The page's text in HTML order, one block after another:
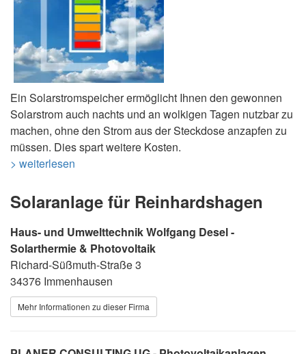
Ein Solarstromspeicher ermöglicht Ihnen den gewonnen
Solarstrom auch nachts und an wolkigen Tagen nutzbar zu
machen, ohne den Strom aus der Steckdose anzapfen zu
müssen. Dies spart weitere Kosten.
> weiterlesen
Solaranlage für Reinhardshagen
Haus- und Umwelttechnik Wolfgang Desel -
Solarthermie & Photovoltaik
Richard-Süßmuth-Straße 3
34376 Immenhausen
Mehr Informationen zu dieser Firma